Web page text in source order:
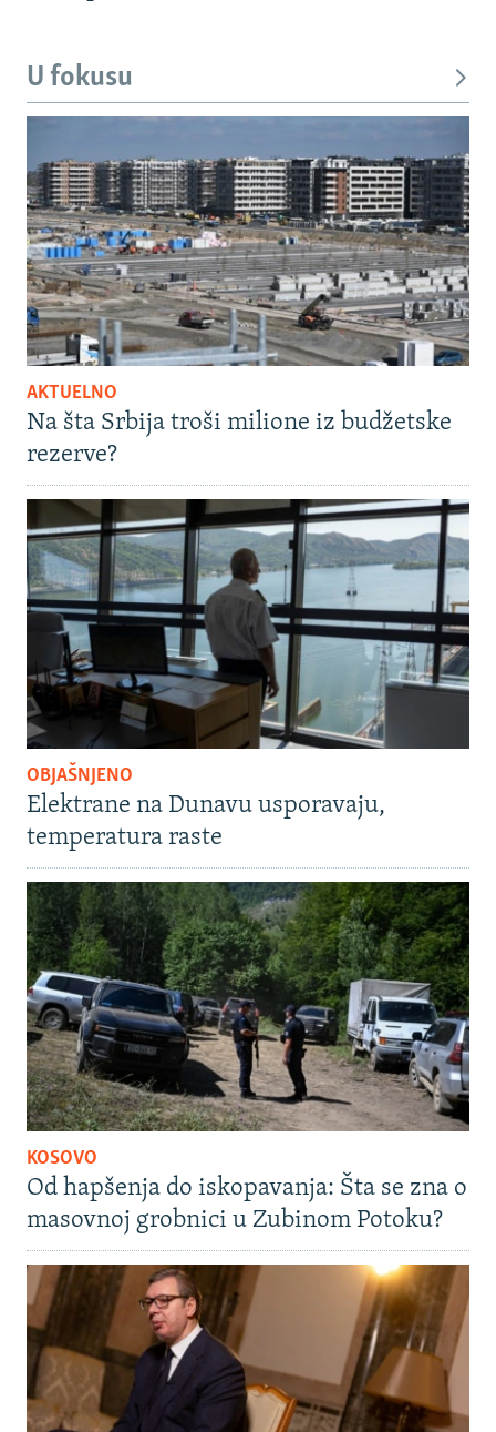
U fokusu
AKTUELNO
Na šta Srbija troši milione iz budžetske
rezerve?
OBJAŠNJENO
Elektrane na Dunavu usporavaju,
temperatura raste
KOSOVO
Od hapšenja do iskopavanja: Šta se zna o
masovnoj grobnici u Zubinom Potoku?